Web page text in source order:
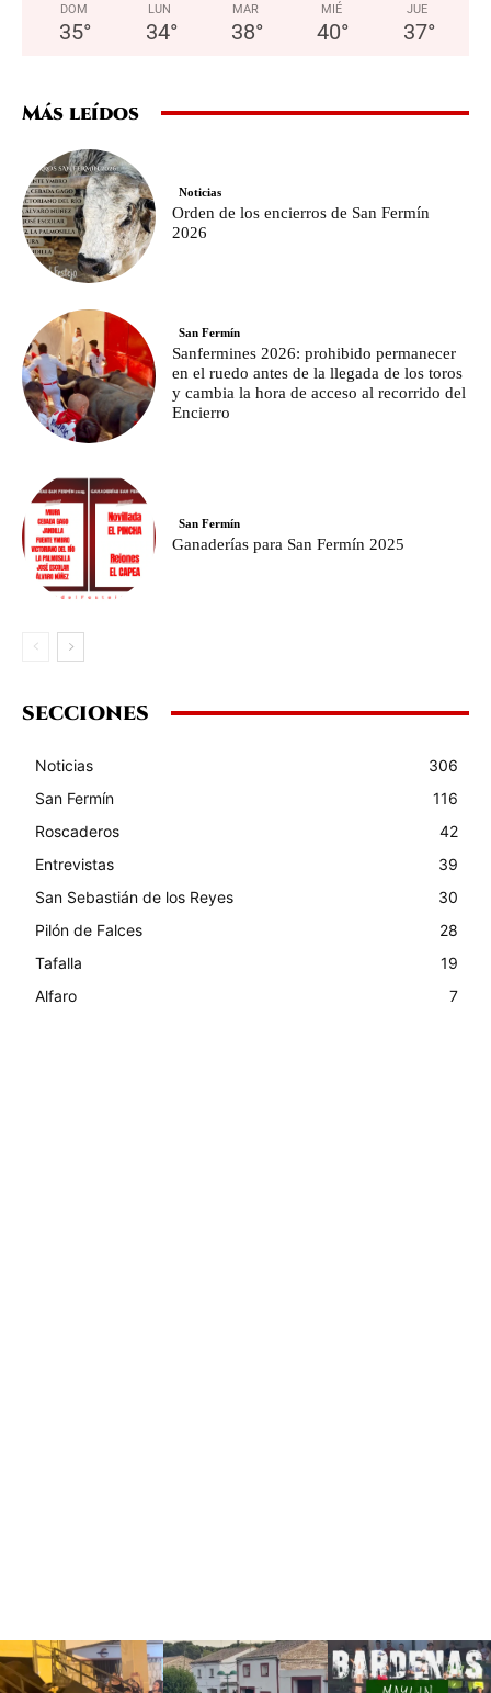
DOM
35°
LUN
34°
MAR
38°
MIÉ
40°
JUE
37°
Más leídos
Noticias
Orden de los encierros de San Fermín
2026
San Fermín
Sanfermines 2026: prohibido permanecer
en el ruedo antes de la llegada de los toros
y cambia la hora de acceso al recorrido del
Encierro
San Fermín
Ganaderías para San Fermín 2025
SECCIONES
Noticias
306
San Fermín
116
Roscaderos
42
Entrevistas
39
San Sebastián de los Reyes
30
Pilón de Falces
28
Tafalla
19
Alfaro
7